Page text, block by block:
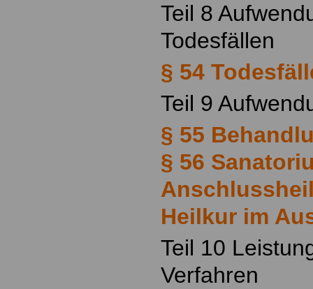
Teil 8
Todesfällen
§ 54
Teil 9
§ 55
§ 56
Heilkur im
Teil 10
Verfahren